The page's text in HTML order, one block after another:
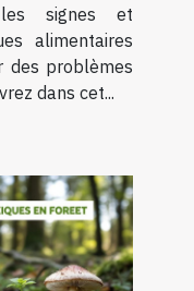
les signes et
alimentaires
des problèmes
dans cet...